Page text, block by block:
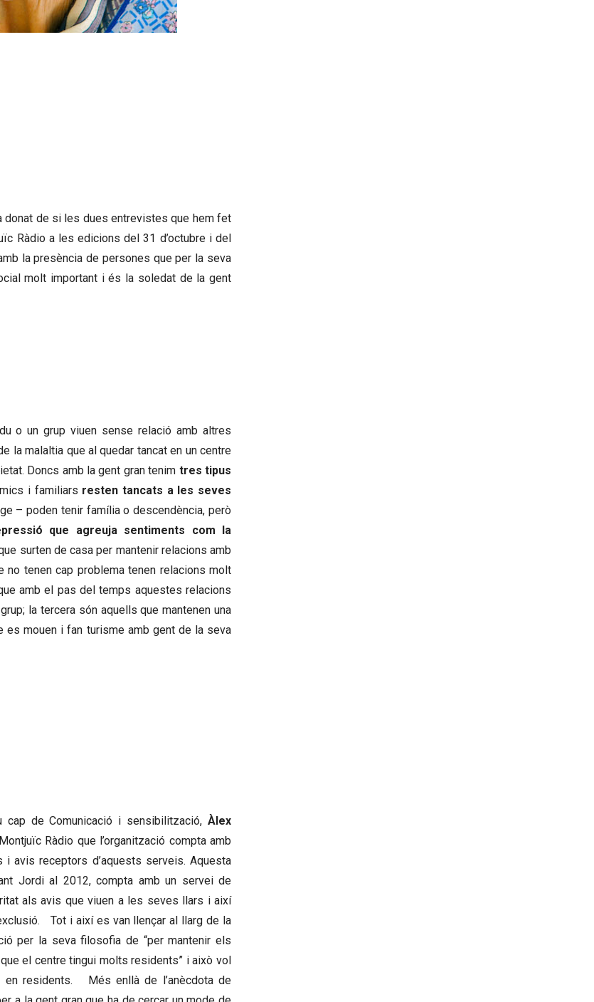
donat de si les dues entrevistes que hem fet
Ràdio a les edicions del 31 d’octubre i del
la presència de persones que per la seva
molt important i és la soledat de la gent
o un grup viuen sense relació amb altres
la malaltia que al quedar tancat en un centre
Doncs amb la gent gran tenim tres tipus
i familiars resten tancats a les seves
– poden tenir família o descendència, però
que agreuja sentiments com la
surten de casa per mantenir relacions amb
tenen cap problema tenen relacions molt
amb el pas del temps aquestes relacions
la tercera són aquells que mantenen una
es mouen i fan turisme amb gent de la seva
cap de Comunicació i sensibilització,Àlex
Ràdio que l’organització compta amb
avis receptors d’aquests serveis. Aquesta
Jordi al 2012, compta amb un servei de
als avis que viuen a les seves llars i així
Tot i així es van llençar al llarg de la
per la seva filosofia de “per mantenir els
el centre tingui molts residents” i això vol
en residents. Més enllà de l’anècdota de